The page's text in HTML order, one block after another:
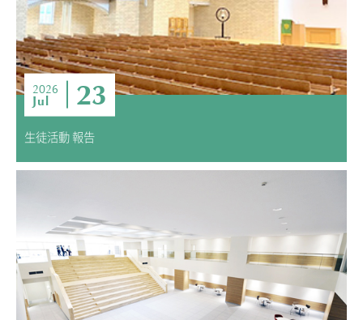
ニュース・トピック
お問い合わせ
キャンパスマップ
アクセスマップ
緊急・災害時の対応
いじめ防止対策
ENGLISHページ
地の塩、世の光（スクールモットー）
2026
Jul 23
生徒活動 報告